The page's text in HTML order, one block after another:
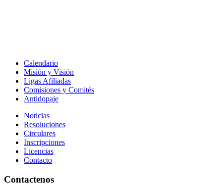
Calendario
Misión y Visión
Ligas Afiliadas
Comisiones y Comités
Antidopaje
Noticias
Resoluciones
Circulares
Inscripciones
Licencias
Contacto
Contactenos